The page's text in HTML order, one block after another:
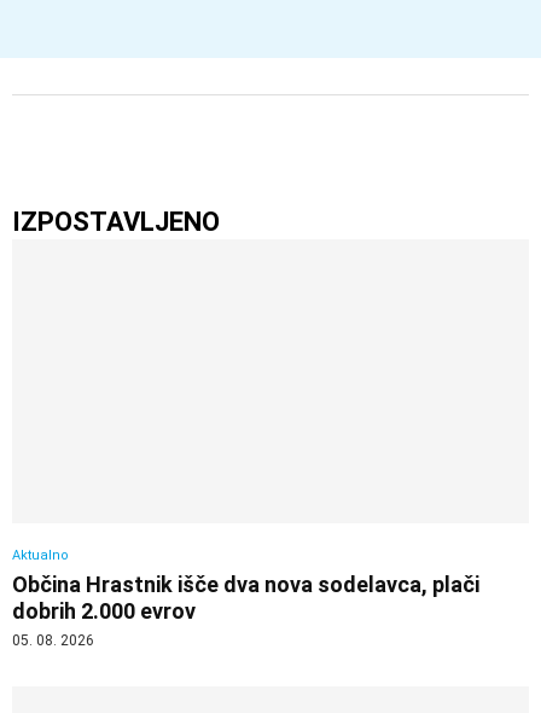
IZPOSTAVLJENO
Aktualno
Občina Hrastnik išče dva nova sodelavca, plači
dobrih 2.000 evrov
05. 08. 2026